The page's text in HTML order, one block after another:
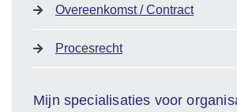
Overeenkomst / Contract
Procesrecht
Mijn specialisaties voor